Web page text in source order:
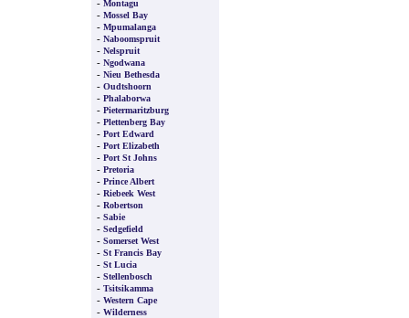
- Montagu
- Mossel Bay
- Mpumalanga
- Naboomspruit
- Nelspruit
- Ngodwana
- Nieu Bethesda
- Oudtshoorn
- Phalaborwa
- Pietermaritzburg
- Plettenberg Bay
- Port Edward
- Port Elizabeth
- Port St Johns
- Pretoria
- Prince Albert
- Riebeek West
- Robertson
- Sabie
- Sedgefield
- Somerset West
- St Francis Bay
- St Lucia
- Stellenbosch
- Tsitsikamma
- Western Cape
- Wilderness